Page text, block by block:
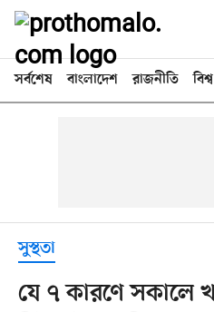
সর্বশেষ বাংলাদেশ রাজনীতি বিশ্ব
সুস্থতা
যে ৭ কারণে সকালে